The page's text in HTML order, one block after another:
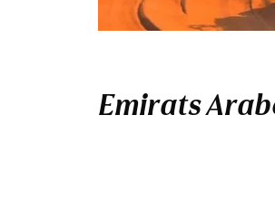
Emirats